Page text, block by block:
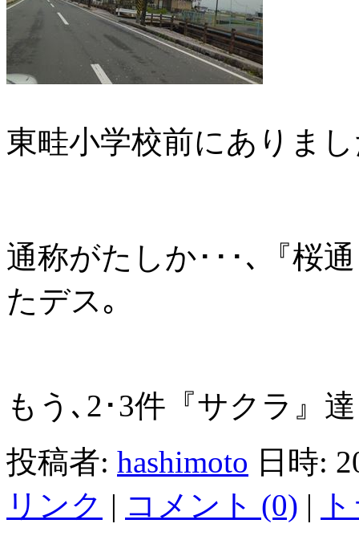
東畦小学校前にありま
通称がたしか･･･､『桜
たデス｡
もう､2･3件『サクラ』
投稿者: hashimoto 日時:
リンク | コメント (0) |